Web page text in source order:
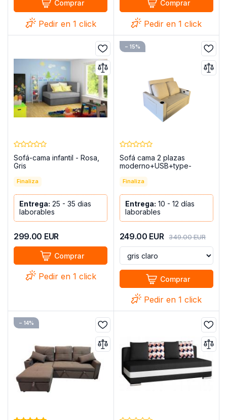
Comprar
Pedir en 1 click
Comprar
Pedir en 1 click
Sofá-cama infantil - Rosa,
Gris
Finaliza
Entrega: 25 - 35 dias
laborables
299.00 EUR
Comprar
Pedir en 1 click
− 15%
Sofá cama 2 plazas
moderno+USB+type-
Costa R
Finaliza
Entrega: 10 - 12 días
laborables
249.00 EUR 349.00EUR
Comprar
Pedir en 1 click
− 14%